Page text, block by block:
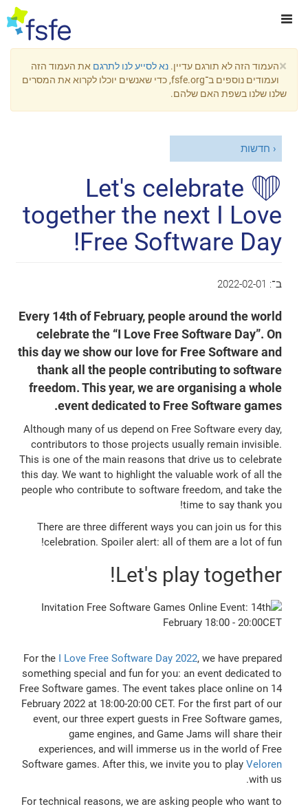
×העמוד הזה לא תורגם עדיין. נא לסייע לנו לתרגם את העמוד הזה
ועמודים נוספים ב־fsfe.org, כדי שאנשים יוכלו לקרוא את המסרים
שלנו שלנו בשפת האם שלהם.
חדשות
❤ Let's celebrate
together the next I Love
Free Software Day!
ב־: 2022-02-01
Every 14th of February, people around the world
celebrate the “I Love Free Software Day”. On
this day we show our love for Free Software and
thank all the people contributing to software
freedom. This year, we are organising a whole
event dedicated to Free Software games.
Although many of us depend on Free Software every day,
contributors to those projects usually remain invisible.
This is one of the main reasons that drive us to celebrate
this day. We want to highlight the valuable work of all the
people who contribute to software freedom, and take the
time to say thank you!
There are three different ways you can join us for this
celebration. Spoiler alert: all of them are a lot of fun!
Let's play together!
For the I Love Free Software Day 2022, we have prepared
something special and fun for you: an event dedicated to
Free Software games. The event takes place online on 14
February 2022 at 18:00-20:00 CET. For the first part of our
event, our three expert guests in Free Software games,
game engines, and Game Jams will share their
experiences, and will immerse us in the world of Free
Software games. After this, we invite you to play Veloren
with us.
For technical reasons, we are asking people who want to